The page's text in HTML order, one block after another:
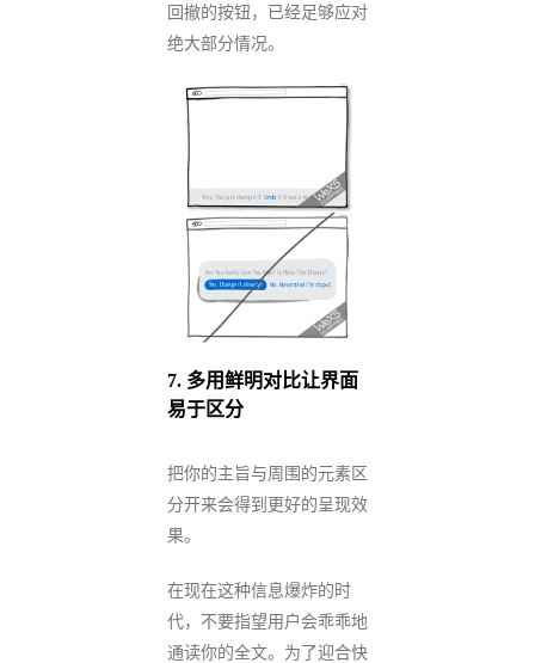
回撤的按钮，已经足够应对
绝大部分情况。
7. 多用鲜明对比让界面
易于区分
把你的主旨与周围的元素区
分开来会得到更好的呈现效
果。
在现在这种信息爆炸的时
代，不要指望用户会乖乖地
通读你的全文。为了迎合快